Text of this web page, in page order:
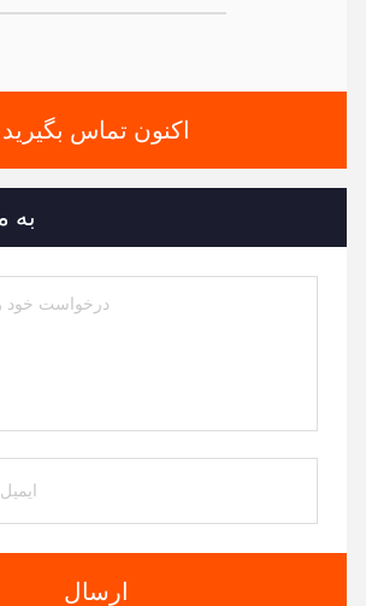
اکنون تماس بگیرید
به
ارسال